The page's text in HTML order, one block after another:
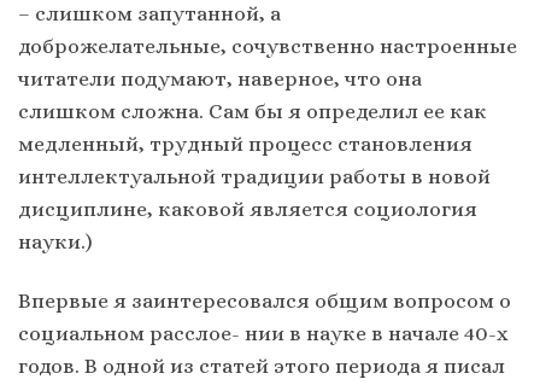
– слишком запутанной, а
доброжелательные, сочувственно настроенные
читатели подумают, наверное, что она
слишком сложна. Сам бы я определил ее как
медленный, трудный процесс становления
интеллектуальной традиции работы в новой
дисциплине, каковой является социология
науки.)
Впервые я заинтересовался общим вопросом о
социальном расслое- нии в науке в начале 40-х
годов. В одной из статей этого периода я писал